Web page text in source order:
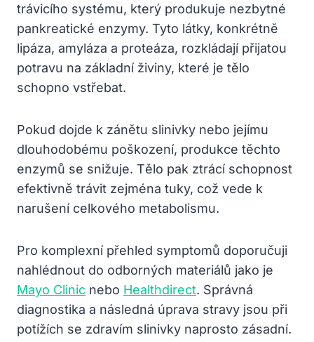
trávicího systému, který produkuje nezbytné
pankreatické enzymy. Tyto látky, konkrétně
lipáza, amyláza a proteáza, rozkládají přijatou
potravu na základní živiny, které je tělo
schopno vstřebat.
Pokud dojde k zánětu slinivky nebo jejímu
dlouhodobému poškození, produkce těchto
enzymů se snižuje. Tělo pak ztrácí schopnost
efektivně trávit zejména tuky, což vede k
narušení celkového metabolismu.
Pro komplexní přehled symptomů doporučuji
nahlédnout do odborných materiálů jako je
Mayo Clinic nebo Healthdirect. Správná
diagnostika a následná úprava stravy jsou při
potížích se zdravím slinivky naprosto zásadní.